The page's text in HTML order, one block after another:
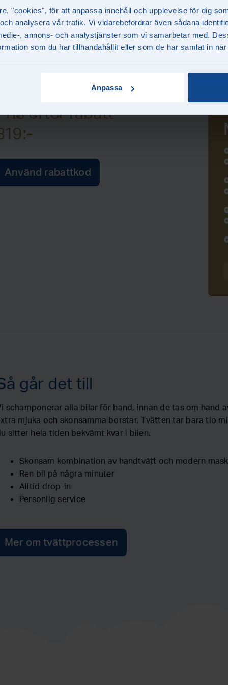
"cookies", för att anpassa innehåll och upplevelse för dig
analysera vår trafik. Vi vidarebefordrar även sådana
, annons- och analystjänster som vi samarbetar med.
som du har tillhandahållit eller som de har samlat in
Anpassa
är lika tufft mot salt och asfalt
Passa gärna på att städa bilen
ochmattvätt*ingår.
efter rabatt
Använd rabattkod
går det till
schamponerar alla bilar för hand, innan de tas om hand
mjuka och skonsamma borstar. Tvätten tar bara tio
sitter hela tiden bekvämt kvar i bilen.
Skonsam kombination av handtvätt och modern
Ren bil på några minuter
Alltid drop-in
Personlig service
Mer om tvättprocessen